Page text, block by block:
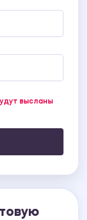
высланы